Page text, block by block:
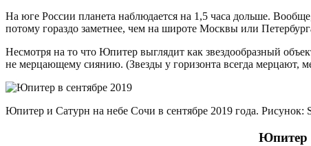
На юге России планета наблюдается на 1,5 часа дольше.
потому гораздо заметнее, чем на широте Москвы или
Несмотря на то что Юпитер выглядит как звездообразный
не мерцающему сиянию. (Звезды у горизонта всегда
Юпитер и Сатурн на небе Сочи в сентябре 2019 года. Рисунок:
Юпитер